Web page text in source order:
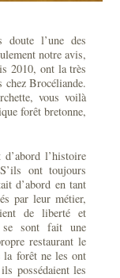
doute l’une des
notre avis,
2010, ont la très
chez Brocéliande.
vous voilà
forêt bretonne,
l’histoire
ont toujours
d’abord en tant
par leur métier,
de liberté et
se sont fait une
restaurant le
la forêt ne les ont
possédaient les